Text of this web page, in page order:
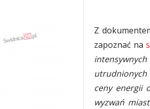
Z
zapoznać na
ceny energii
wyzwań